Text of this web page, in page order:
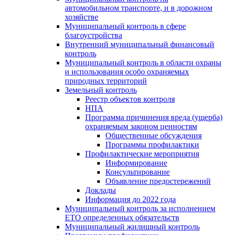
автомобильном транспорте, и в дорожном
хозяйстве
Муниципальный контроль в сфере
благоустройства
Внутренний муниципальный финансовый
контроль
Муниципальный контроль в области охраны
и использования особо охраняемых
природных территорий
Земельный контроль
Реестр объектов контроля
НПА
Программа причинения вреда (ущерба)
охраняемым законом ценностям
Общественные обсуждения
Программы профилактики
Профилактические мероприятия
Информирование
Консультирование
Объявление предостережений
Доклады
Информация до 2022 года
Муниципальный контроль за исполнением
ЕТО определенных обязательств
Муниципальный жилищный контроль